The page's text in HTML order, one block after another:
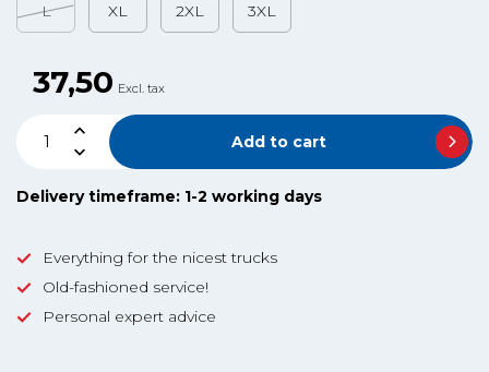
L XL 2XL 3XL
37,50 Excl. tax
Add to cart
Delivery timeframe: 1-2 working days
Everything for the nicest trucks
Old-fashioned service!
Personal expert advice